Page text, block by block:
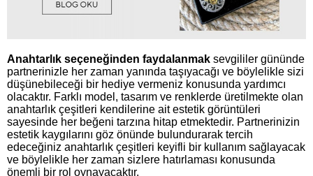
Anahtarlık seçeneğinden faydalanmak sevgililer gününde
partnerinizle her zaman yanında taşıyacağı ve böylelikle sizi
düşünebileceği bir hediye vermeniz konusunda yardımcı
olacaktır. Farklı model, tasarım ve renklerde üretilmekte olan
anahtarlık çeşitleri kendilerine ait estetik görüntüleri
sayesinde her beğeni tarzına hitap etmektedir. Partnerinizin
estetik kaygılarını göz önünde bulundurarak tercih
edeceğiniz anahtarlık çeşitleri keyifli bir kullanım sağlayacak
ve böylelikle her zaman sizlere hatırlaması konusunda
önemli bir rol oynayacaktır.